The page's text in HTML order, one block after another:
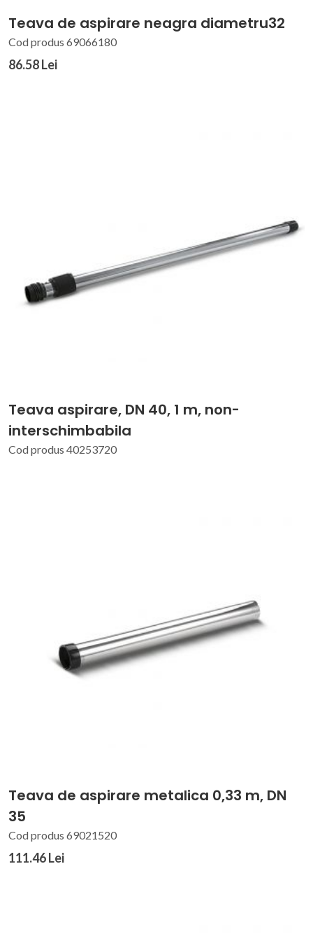
Teava de aspirare neagra diametru32
Cod produs 69066180
86.58 Lei
Teava aspirare, DN 40, 1 m, non-
interschimbabila
Cod produs 40253720
Teava de aspirare metalica 0,33 m, DN
35
Cod produs 69021520
111.46 Lei